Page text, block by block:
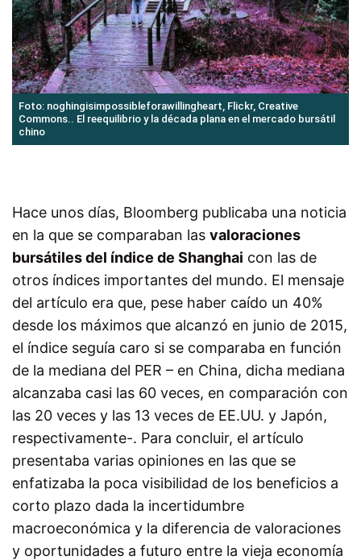
Foto: noghingisimpossibleforawillingheart, Flickr, Creative
Commons.. El reequilibrio y la década plana en el mercado bursátil
chino
Hace unos días, Bloomberg publicaba una noticia
en la que se comparaban las valoraciones
bursátiles del índice de Shanghai con las de
otros índices importantes del mundo. El mensaje
del artículo era que, pese haber caído un 40%
desde los máximos que alcanzó en junio de 2015,
el índice seguía caro si se comparaba en función
de la mediana del PER – en China, dicha mediana
alcanzaba casi las 60 veces, en comparación con
las 20 veces y las 13 veces de EE.UU. y Japón,
respectivamente-. Para concluir, el artículo
presentaba varias opiniones en las que se
enfatizaba la poca visibilidad de los beneficios a
corto plazo dada la incertidumbre
macroeconómica y la diferencia de valoraciones
y oportunidades a futuro entre la vieja economía